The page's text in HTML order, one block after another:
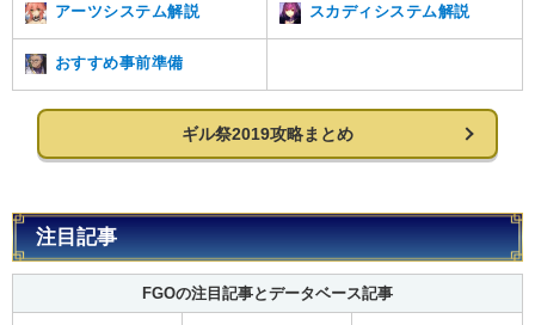
アーツシステム解説 スカディシステム解説
おすすめ事前準備
ギル祭2019攻略まとめ
注目記事
FGOの注目記事とデータベース記事